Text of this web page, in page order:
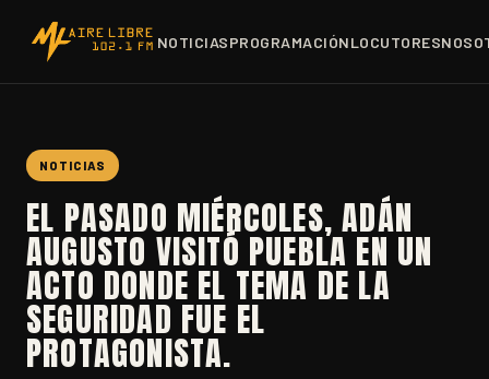
NOTICIASPROGRAMACIÓNLOCUTORES
NOTICIAS
EL PASADO MIÉRCOLES, ADÁN
AUGUSTO VISITÓ PUEBLA EN UN
ACTO DONDE EL TEMA DE LA
SEGURIDAD FUE EL
PROTAGONISTA.